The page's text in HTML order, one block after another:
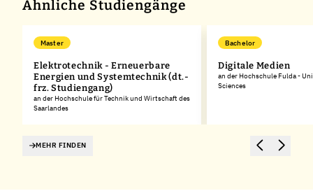
Ähnliche Studiengänge
Master
Elektrotechnik - Erneuerbare
Energien und Systemtechnik (dt.-
frz. Studiengang)
an der Hochschule für Technik und Wirtschaft des
Saarlandes
Bachelor
Digitale Medien
an der Hochschule Fulda -
Sciences
MEHR FINDEN